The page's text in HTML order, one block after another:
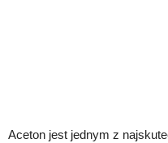
Aceton jest jednym z